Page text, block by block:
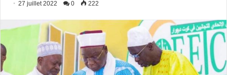
27 juillet 2022 0 222